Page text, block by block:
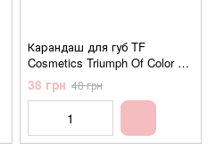
Карандаш для губ TF
Cosmetics Triumph Of Color W-
212 №203 Lilac pink (cиренево
розовый)
38 грн 48 грн